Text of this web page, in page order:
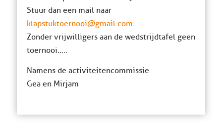
Stuur dan een mail naar
klapstuktoernooi@gmail.com.
Zonder vrijwilligers aan de wedstrijdtafel geen
toernooi…..
Namens de activiteitencommissie
Gea en Mirjam